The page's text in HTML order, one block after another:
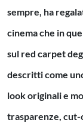
sempre, ha
cinema che in
sul red carpet
descritti come
look originali e
trasparenze, cut-